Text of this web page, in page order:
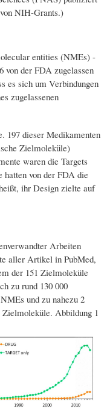
NIH-Grants.)
entities (NMEs) -
von der FDA zugelassen
es sich um Verbindungen
zugelassenen
197 dieser Medikamenten
Zielmoleküle)
waren die Targets
hatten von der FDA die
ihr Design zielte auf
Arbeiten
aller Artikel in PubMed,
der 151 Zielmoleküle
zu rund 130 000
und zu nahezu 2
Abbildung 1